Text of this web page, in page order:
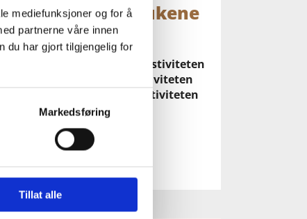
mediefunksjoner og for å
partnerne våre innen
du har gjort tilgjengelig for
Markedsføring
Tillat alle
- Operafestukene
6. februar kl. 18:00 i Festiviteten
8. februar kl. 17:00 Festiviteten
14. februar kl. 18:00 Festiviteten
Les mer